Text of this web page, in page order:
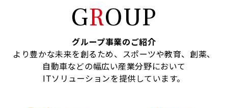
GROUP
グループ事業のご紹介
より豊かな未来を創るため、スポーツや教育、創薬、
自動車などの幅広い産業分野において
ITソリューションを提供しています。